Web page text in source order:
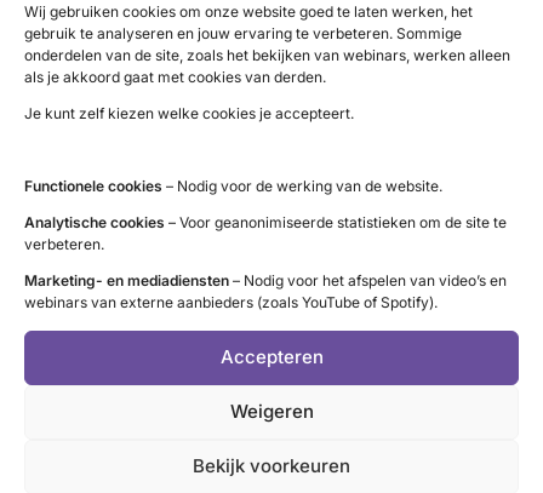
Wij gebruiken cookies om onze website goed te laten werken, het
gebruik te analyseren en jouw ervaring te verbeteren. Sommige
onderdelen van de site, zoals het bekijken van webinars, werken alleen
als je akkoord gaat met cookies van derden.
Je kunt zelf kiezen welke cookies je accepteert.
Functionele cookies – Nodig voor de werking van de website.
Analytische cookies – Voor geanonimiseerde statistieken om de site te
verbeteren.
Marketing- en mediadiensten – Nodig voor het afspelen van video’s en
webinars van externe aanbieders (zoals YouTube of Spotify).
Accepteren
Weigeren
Bekijk voorkeuren
Hypoparathyreoïdie
Hypoparathyreoïdie is een aandoening waarbij de
bijschildklieren te weinig of geen bijschildklierhormoon
aanmaken. Dit leidt tot een verlaagd calciumgehalte
Hyperparathyreoïdie
bijschildklieren te veel bijschildklierhormoon (ook wel
parathyroid hormoon, parathormoon of PTH genoemd)
aanmaken. Dit leidt tot een verhoogd calciumgehalte
(‘kalk’) in het bloed.
Webinar bijschildklieren
Prof. dr. Schelto Kruijff, oncologisch en